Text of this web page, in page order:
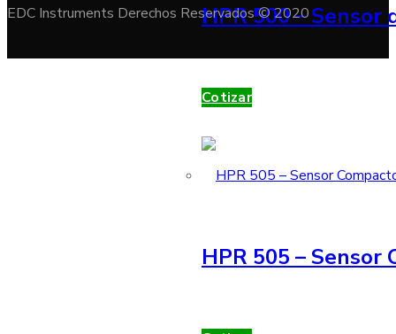
HPR 500 –
Cotizar
HPR 505 – Sensor
EDC Instruments Derechos Reservados © 2020